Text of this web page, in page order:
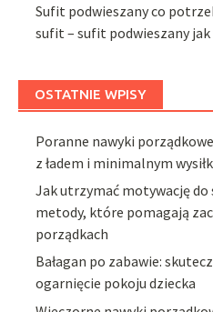
Sufit podwieszany co
sufit – sufit podwieszany jak
OSTATNIE WPISY
Poranne nawyki
z ładem i minimalnym
Jak utrzymać motywację
metody, które pomagają
porządkach
Bałagan po zabawie:
ogarnięcie pokoju dziecka